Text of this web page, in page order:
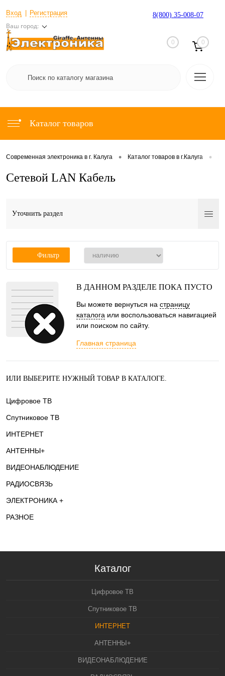
Вход Регистрация
Ваш город:
8(800) 35-008-07
0 0
Каталог товаров
Современная электроника в г. Калуга • Каталог товаров в г.Калуга •
Сетевой LAN Кабель
Уточнить раздел
Фильтр
В ДАННОМ РАЗДЕЛЕ ПОКА ПУСТО
Вы можете вернуться на страницу
каталога или воспользоваться навигацией
или поиском по сайту.
Главная страница
ИЛИ ВЫБЕРИТЕ НУЖНЫЙ ТОВАР В КАТАЛОГЕ.
Цифровое ТВ
Спутниковое ТВ
ИНТЕРНЕТ
АНТЕННЫ+
ВИДЕОНАБЛЮДЕНИЕ
РАДИОСВЯЗЬ
ЭЛЕКТРОНИКА +
РАЗНОЕ
Каталог
Цифровое ТВ
Спутниковое ТВ
ИНТЕРНЕТ
АНТЕННЫ+
ВИДЕОНАБЛЮДЕНИЕ